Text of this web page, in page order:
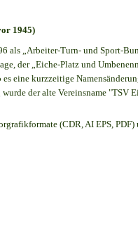
1945)
als „Arbeiter-Turn- und Sport-
der „Eiche-Platz und
eine kurzzeitige
der alte Vereinsname "TSV
(CDR, AI EPS,